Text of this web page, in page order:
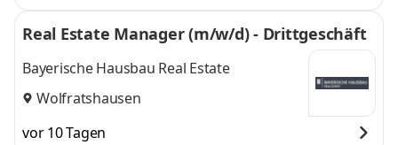
Real Estate Manager (m/w/d) - Drittgeschäft
Bayerische Hausbau Real Estate
Wolfratshausen
vor 10 Tagen